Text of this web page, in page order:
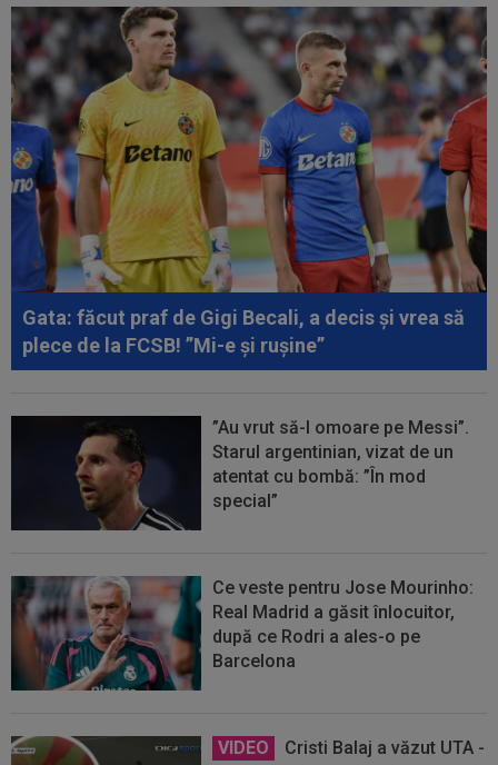
Gata: făcut praf de Gigi Becali, a decis și vrea să
plece de la FCSB! ”Mi-e și rușine”
”Au vrut să-l omoare pe Messi”.
Starul argentinian, vizat de un
atentat cu bombă: ”În mod
special”
Ce veste pentru Jose Mourinho:
Real Madrid a găsit înlocuitor,
după ce Rodri a ales-o pe
Barcelona
VIDEO
Cristi Balaj a văzut UTA -